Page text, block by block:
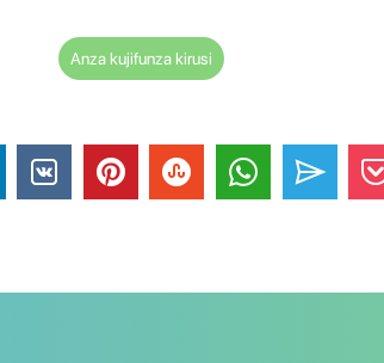
Anza kujifunza kirusi